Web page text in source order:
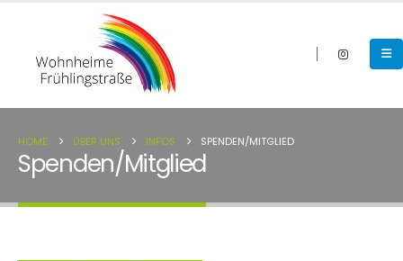
HOME ÜBER UNS INFOS SPENDEN/MITGLIED
Spenden/Mitglied